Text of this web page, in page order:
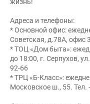
Адреса и телефоны:
* Основной офис:
Советская, д.78А, офис
* ТОЦ «Дом быта»:
до 18:00, г. Серпухов,
92-66
* ТРЦ «Б-Класс»:
Московское ш., 55. Тел.